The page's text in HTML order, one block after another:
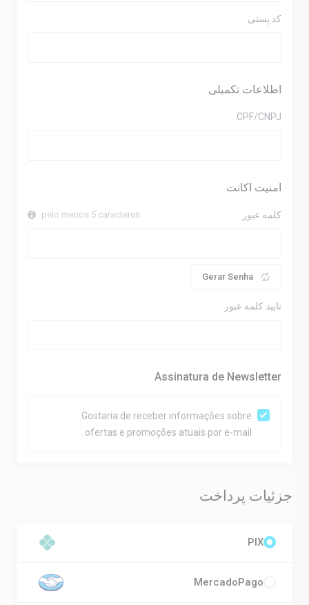
کد پستی
اطلاعات تکمیلی
CPF/CNPJ
امنیت اکانت
کلمه عبور pelo menos 5 caracteres
Gerar Senha
تایید کلمه عبور
Assinatura de Newsletter
Gostaria de receber informações sobre
ofertas e promoções atuais por e-mail.
جزئیات پرداخت
PIX
MercadoPago